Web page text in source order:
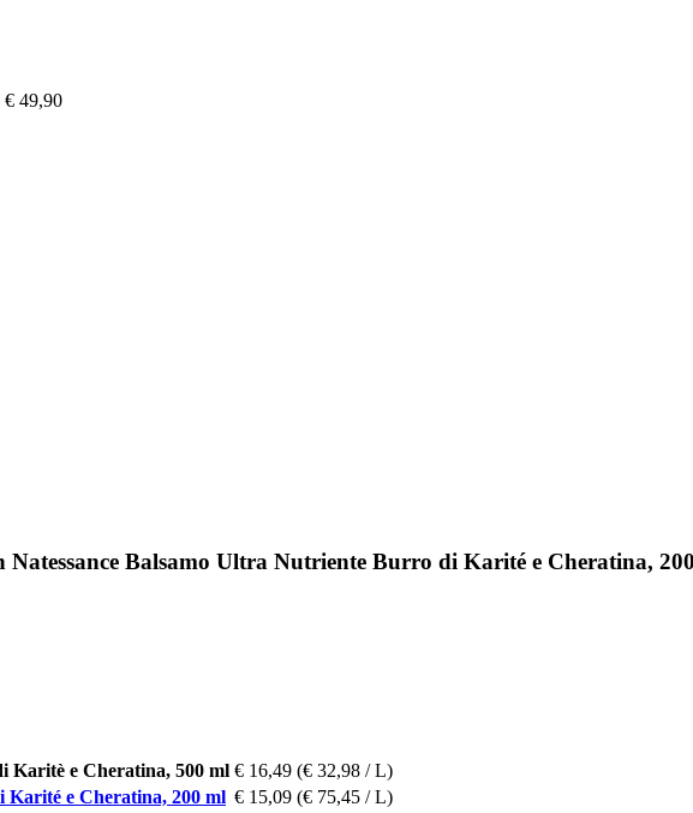
€ 49,90
Natessance Balsamo Ultra Nutriente Burro di Karité e Cheratina,
Karitè e Cheratina, 500 ml € 16,49 (€ 32,98 / L)
Karité e Cheratina, 200 ml € 15,09 (€ 75,45 / L)